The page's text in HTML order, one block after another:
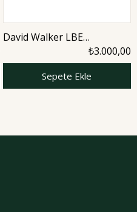
David Walker LBE
AMETHYTS 50 ML Kadın
Parfüm
₺3.000,00
Sepete Ekle